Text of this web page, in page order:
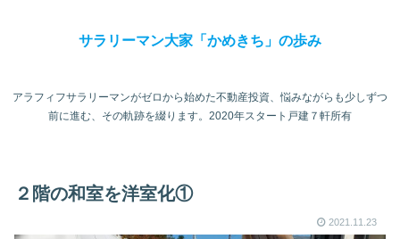
サラリーマン大家「かめきち」の歩み
アラフィフサラリーマンがゼロから始めた不動産投資、悩みながらも少しずつ
前に進む、その軌跡を綴ります。2020年スタート戸建７軒所有
２階の和室を洋室化①
2021.11.23